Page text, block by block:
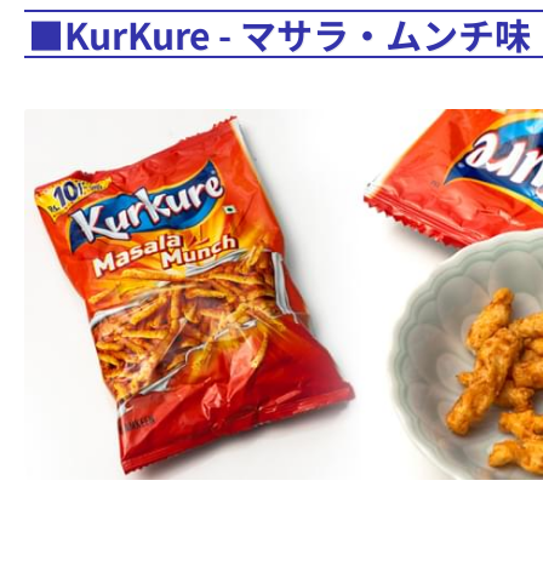
■KurKure - マサラ・ムンチ味